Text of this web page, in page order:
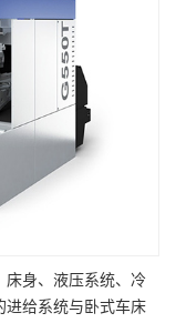
床身、液压系统、冷
进给系统与卧式车床